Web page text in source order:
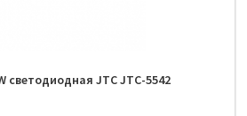
светодиодная JTC JTC-5542